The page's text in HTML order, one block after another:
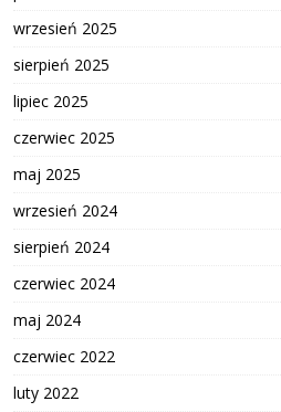
wrzesień 2025
sierpień 2025
lipiec 2025
czerwiec 2025
maj 2025
wrzesień 2024
sierpień 2024
czerwiec 2024
maj 2024
czerwiec 2022
luty 2022